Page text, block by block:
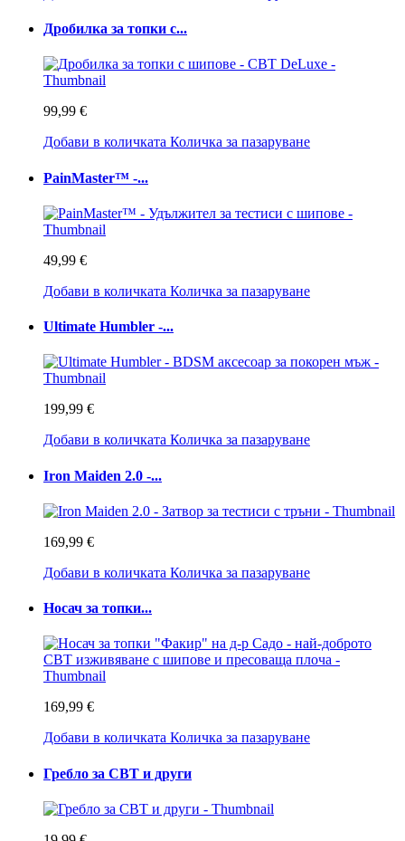
Дробилка за топки с...
99,99 €
Добави в количката Количка за пазаруване
PainMaster™ -...
49,99 €
Добави в количката Количка за пазаруване
Ultimate Humbler -...
199,99 €
Добави в количката Количка за пазаруване
Iron Maiden 2.0 -...
169,99 €
Добави в количката Количка за пазаруване
Носач за топки...
169,99 €
Добави в количката Количка за пазаруване
Гребло за CBT и други